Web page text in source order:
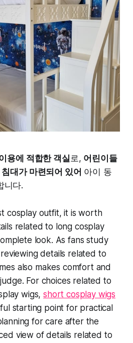
용에 적합한 객실로, 어린이들
대가 마련되어 있어 아이 동
니다.
cosplay outfit, it is worth
related to long cosplay
look. As fans study
details related to
also makes comfort and
For choices related to
wigs,short cosplay wigs
starting point for practical
for care after the
view of details related to